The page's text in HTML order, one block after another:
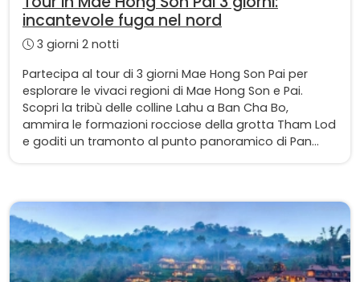
incantevole fuga nel nord
3 giorni 2 notti
Partecipa al tour di 3 giorni Mae Hong Son Pai per
esplorare le vivaci regioni di Mae Hong Son e Pai.
Scopri la tribù delle colline Lahu a Ban Cha Bo,
ammira le formazioni rocciose della grotta Tham Lod
e goditi un tramonto al punto panoramico di Pan...